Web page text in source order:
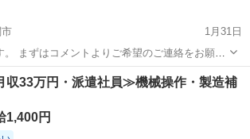
1月31日
。 まずはコメントよりご希望のご連絡をお願い
たします。 アルコール除菌して清潔
ますが 中古品にはなりますので、ご理解いただ
します...
納家具 ピノコロ
33万円・派遣社員≫機械操作・製造補
1,400円